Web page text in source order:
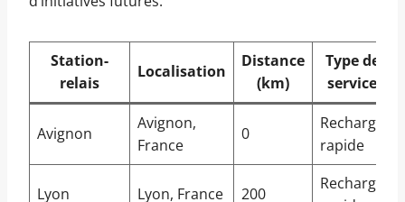
Station-
relais
Localisation
Distance
(km)
Type de
service
Avignon
Avignon,
France
0
Recharge
rapide
Lyon Lyon, France 200
Recharge